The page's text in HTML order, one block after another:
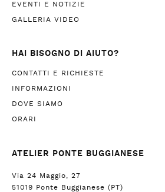
EVENTI E NOTIZIE
GALLERIA VIDEO
HAI BISOGNO DI AIUTO?
CONTATTI E RICHIESTE
INFORMAZIONI
DOVE SIAMO
ORARI
ATELIER PONTE BUGGIANESE
Via 24 Maggio, 27
51019 Ponte Buggianese (PT)